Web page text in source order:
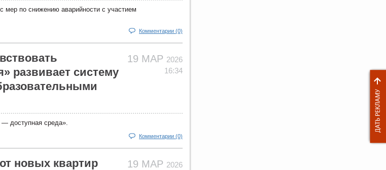
мер по снижению аварийности с участием
Комментарии (0)
19 МАР 2026
16:34
развивает систему
доступная среда».
Комментарии (0)
19 МАР 2026
новых квартир